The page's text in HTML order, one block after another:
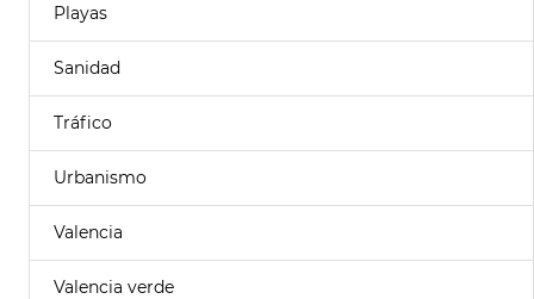
Playas
Sanidad
Tráfico
Urbanismo
Valencia
Valencia verde